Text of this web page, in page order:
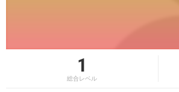
1
総合レベル